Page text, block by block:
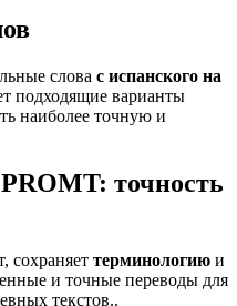
слова с испанского на
подходящие варианты
наиболее точную и
точность
сохраняет терминологию и
и точные переводы для
текстов..